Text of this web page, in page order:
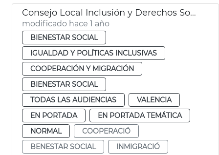
Consejo Local Inclusión y Derechos Sociales València
modificado hace 1 año
BIENESTAR SOCIAL
IGUALDAD Y POLÍTICAS INCLUSIVAS
COOPERACIÓN Y MIGRACIÓN
BIENESTAR SOCIAL
TODAS LAS AUDIENCIAS
VALENCIA
EN PORTADA
EN PORTADA TEMÁTICA
NORMAL
COOPERACIÓ
BENESTAR SOCIAL
INMIGRACIÓ